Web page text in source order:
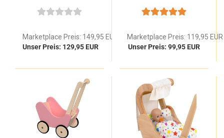
Marketplace Preis: 149,95 EUR
Unser Preis: 129,95 EUR
personalisierbar
Marketplace Preis: 119,95 EUR
Unser Preis: 99,95 EUR